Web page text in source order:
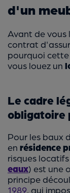
d'un
Avant de vous
contrat
pourquoi
vous louez un
Le cadre
obligatoire
Pour les baux
en résidence
risques
eaux) est une
principe
1989 , qui